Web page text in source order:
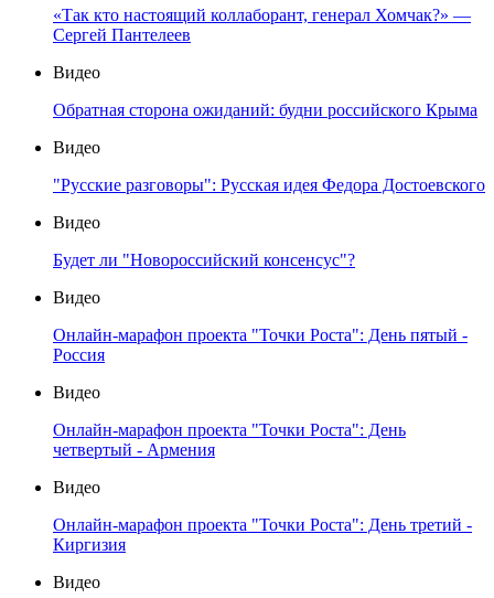
«Так кто настоящий коллаборант, генерал Хомчак?» —
Сергей Пантелеев
Видео
Обратная сторона ожиданий: будни российского Крыма
Видео
"Русские разговоры": Русская идея Федора Достоевского
Видео
Будет ли "Новороссийский консенсус"?
Видео
Онлайн-марафон проекта "Точки Роста": День пятый -
Россия
Видео
Онлайн-марафон проекта "Точки Роста": День
четвертый - Армения
Видео
Онлайн-марафон проекта "Точки Роста": День третий -
Киргизия
Видео